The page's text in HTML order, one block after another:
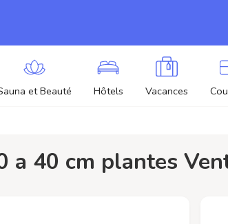
et Beauté Hôtels Vacances
a 40 cm plantes